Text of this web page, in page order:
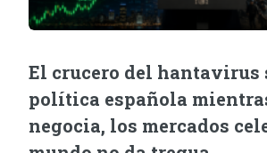
El crucero del hantavirus
política española
negocia, los mercados